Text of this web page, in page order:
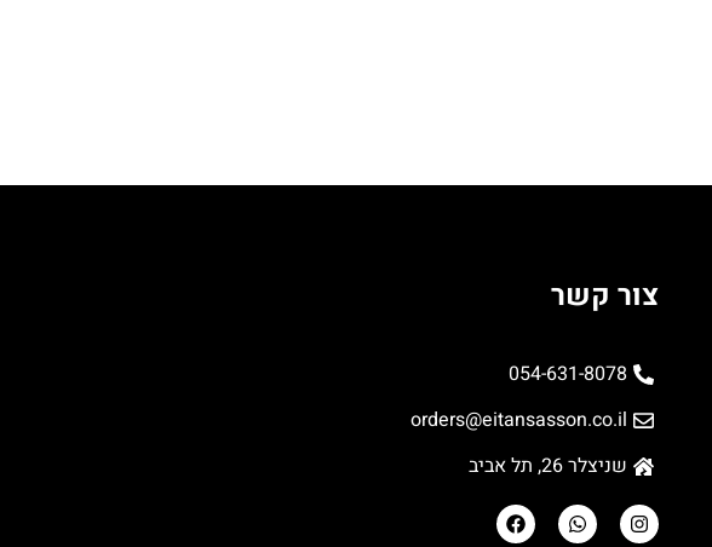
צור קשר
054-631-8078
orders@eitansasson.co.il
שניצלר 26, תל אביב